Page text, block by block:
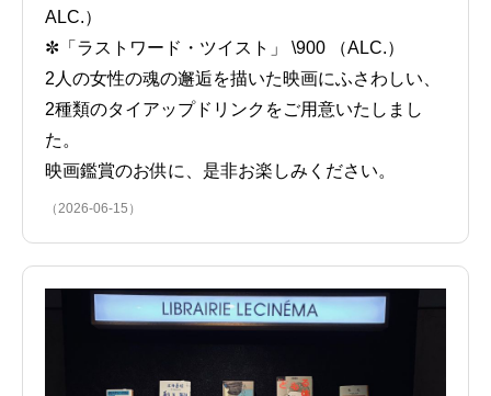
ALC.）
✼「ラストワード・ツイスト」 \900 （ALC.）
2人の女性の魂の邂逅を描いた映画にふさわしい、
2種類のタイアップドリンクをご用意いたしまし
た。
映画鑑賞のお供に、是非お楽しみください。
（2026-06-15）